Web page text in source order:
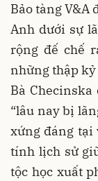
Bảo tàng V&A
Anh dưới sự
rộng đế chế
những thập kỷ
Bà Checinska
“lâu nay bị
xứng đáng tại
tính lịch sử
tộc học xuất